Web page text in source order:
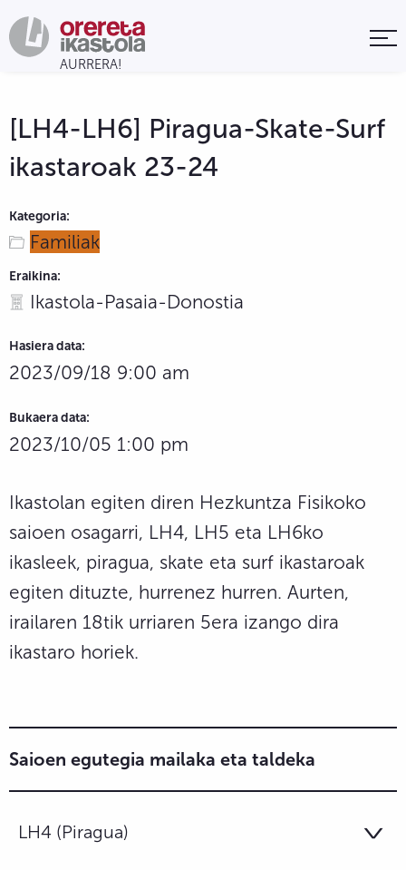
[LH4-LH6] Piragua-Skate-Surf
ikastaroak 23-24
Kategoria:
Familiak
Eraikina:
Ikastola-Pasaia-Donostia
Hasiera data:
2023/09/18 9:00 am
Bukaera data:
2023/10/05 1:00 pm
Ikastolan egiten diren Hezkuntza Fisikoko
saioen osagarri, LH4, LH5 eta LH6ko
ikasleek, piragua, skate eta surf ikastaroak
egiten dituzte, hurrenez hurren. Aurten,
irailaren 18tik urriaren 5era izango dira
ikastaro horiek.
Saioen egutegia mailaka eta taldeka
LH4 (Piragua)